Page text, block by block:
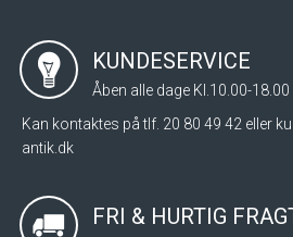
KUNDESERVICE
Åben alle dage Kl.10.00-18.00
Kan kontaktes på tlf. 20 80 49 42 eller
antik.dk
FRI & HURTIG